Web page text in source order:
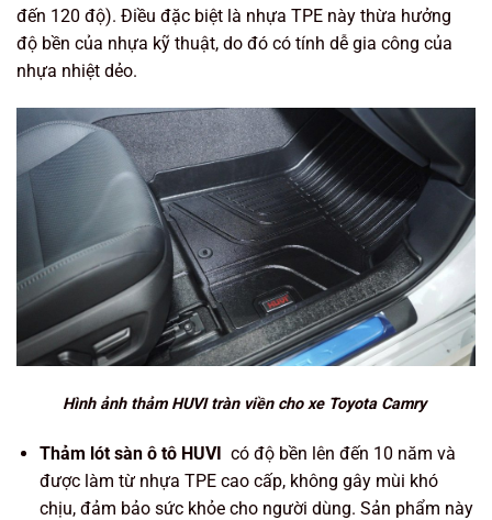
đến 120 độ). Điều đặc biệt là nhựa TPE này thừa hưởng
độ bền của nhựa kỹ thuật, do đó có tính dễ gia công của
nhựa nhiệt dẻo.
Hình ảnh thảm HUVI tràn viền cho xe Toyota Camry
Thảm lót sàn ô tô HUVI có độ bền lên đến 10 năm và
được làm từ nhựa TPE cao cấp, không gây mùi khó
chịu, đảm bảo sức khỏe cho người dùng. Sản phẩm này